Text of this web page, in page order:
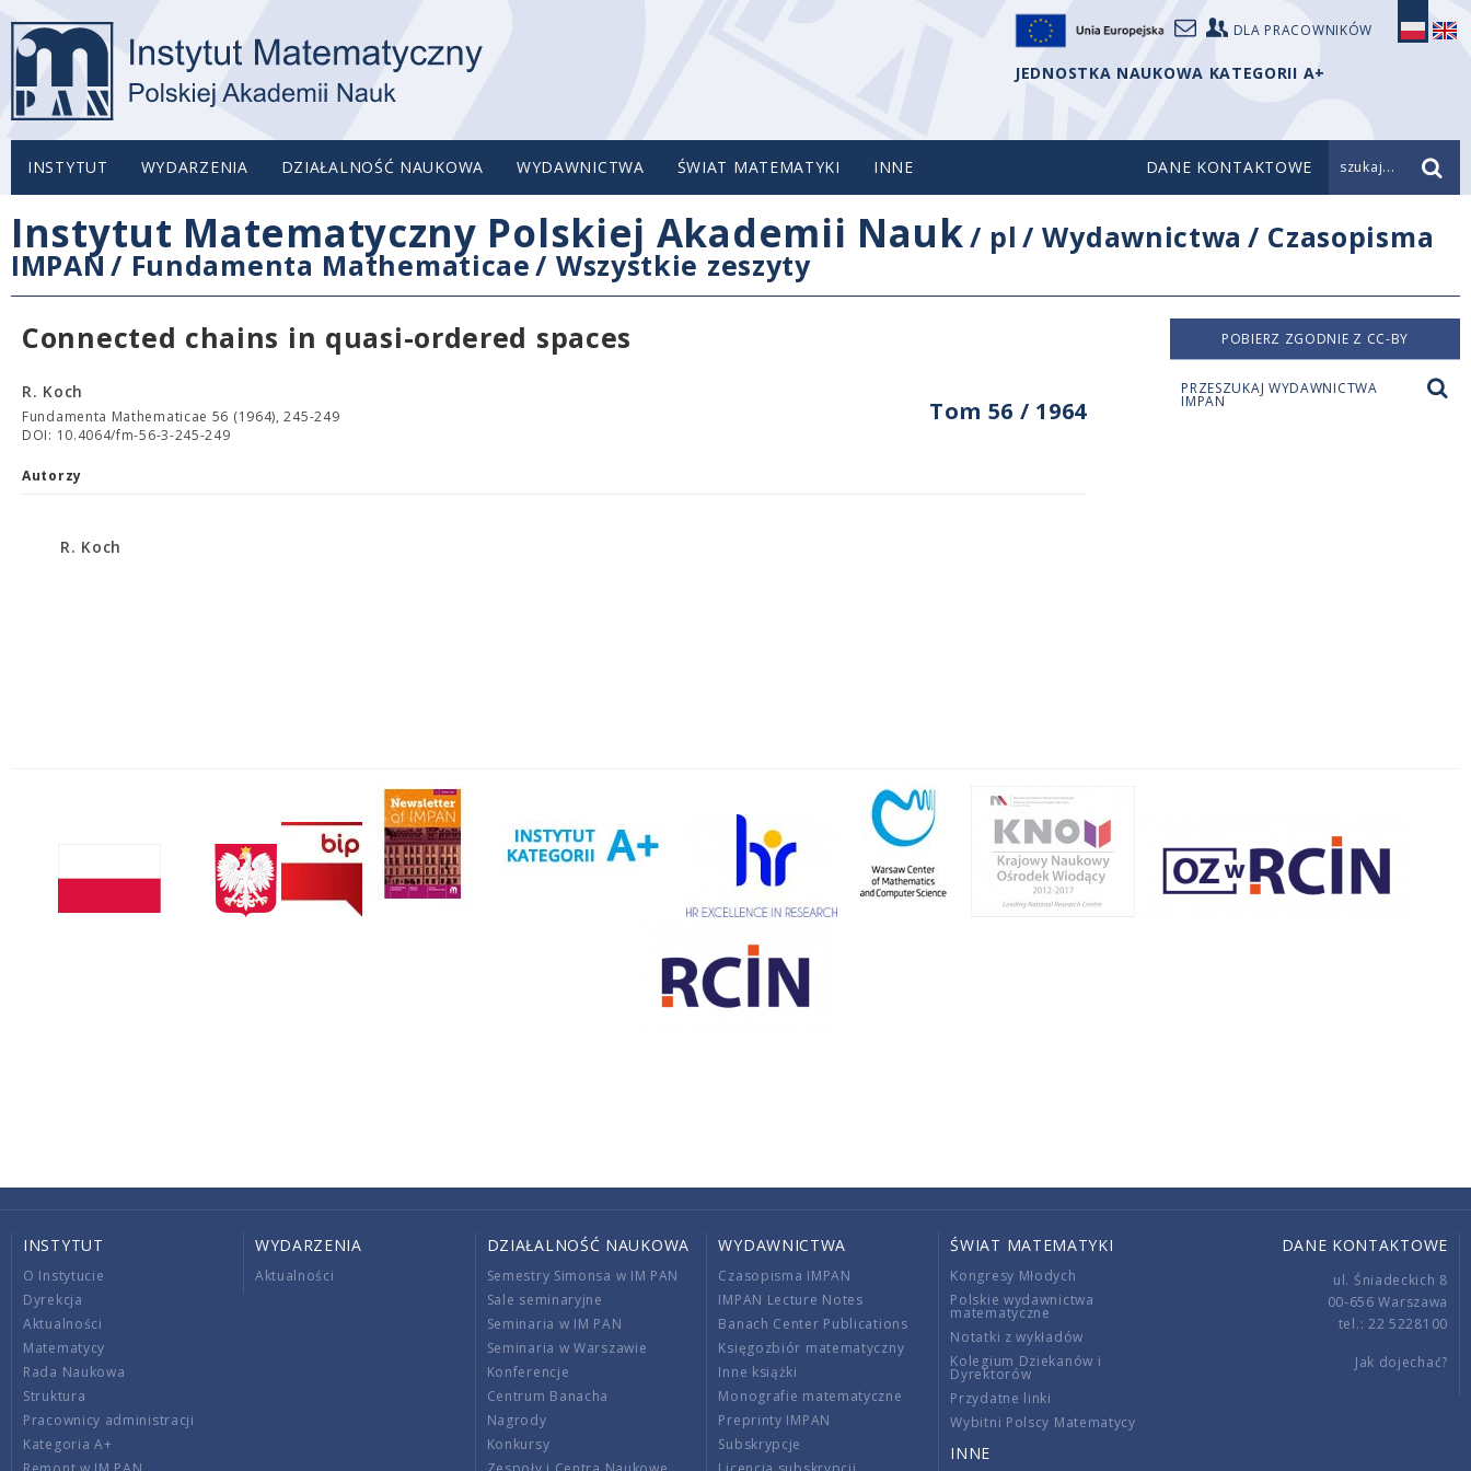
DLA PRACOWNIKÓW
JEDNOSTKA NAUKOWA KATEGORII A+
INSTYTUT WYDARZENIA DZIAŁALNOŚĆ NAUKOWA WYDAWNICTWA ŚWIAT MATEMATYKI INNE DANE KONTAKTOWE szukaj...
Instytut Matematyczny Polskiej Akademii Nauk/ pl /Wydawnictwa / Czasopisma
IMPAN / Fundamenta Mathematicae/ Wszystkie zeszyty
Connected chains in quasi-ordered spaces
Tom 56 / 1964
R. Koch
Fundamenta Mathematicae 56 (1964), 245-249
DOI: 10.4064/fm-56-3-245-249
Autorzy
R. Koch
POBIERZ ZGODNIE Z CC-BY
PRZESZUKAJ WYDAWNICTWA
IMPAN
INSTYTUT
O Instytucie
Dyrekcja
Aktualności
Matematycy
Rada Naukowa
Struktura
Pracownicy administracji
Kategoria A+
WYDARZENIA
Aktualności
DZIAŁALNOŚĆ NAUKOWA
Semestry Simonsa w IM PAN
Sale seminaryjne
Seminaria w IM PAN
Seminaria w Warszawie
Konferencje
Centrum Banacha
Nagrody
Konkursy
WYDAWNICTWA
Czasopisma IMPAN
IMPAN Lecture Notes
Banach Center Publications
Księgozbiór matematyczny
Inne książki
Monografie matematyczne
Preprinty IMPAN
Subskrypcje
ŚWIAT MATEMATYKI
Kongresy Młodych
Polskie wydawnictwa
matematyczne
Notatki z wykładów
Kolegium Dziekanów i
Dyrektorów
Przydatne linki
Wybitni Polscy Matematycy
INNE
DANE KONTAKTOWE
ul. Śniadeckich 8
00-656 Warszawa
tel.: 22 5228100
Jak dojechać?